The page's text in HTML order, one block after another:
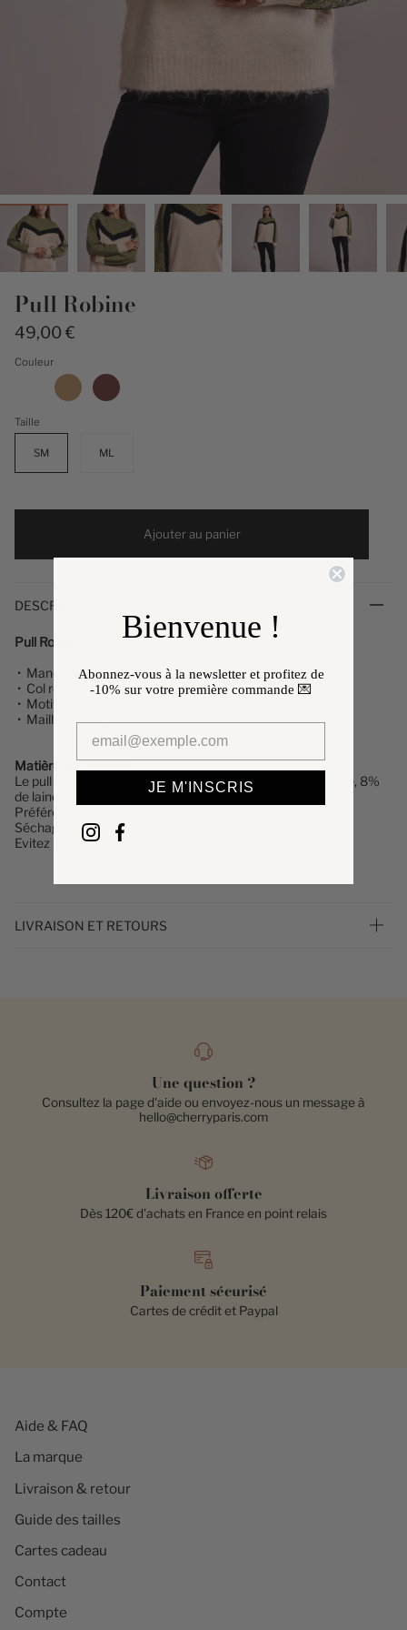
Pull Robine
49,00 €
Couleur
Taille
SM ML
Ajouter au panier
DESCRIPTION
Pull Robine
• Manches longues
• Col rond
• Motif en V contrastant
• Maille texturée
Matière & Entretien
Le pull
est composé à 70% de polyester, 21% de polyamide, 8%
de laine et 1% d'elasthane.
Préférez un lavage en machine à 30°, programme délicat.
Séchage et repassage à faible température.
Evitez le sèche linge !
LIVRAISON ET RETOURS
Une question ?
Consultez la page d'aide ou envoyez-nous un message à
hello@cherryparis.com
Livraison offerte
Dès 120€ d'achats en France en point relais
Paiement sécurisé
Cartes de crédit et Paypal
Aide & FAQ
La marque
Livraison & retour
Guide des tailles
Cartes cadeau
Contact
Compte
Bienvenue !
Abonnez-vous à la newsletter et profitez de
-10% sur votre première commande 💌
JE M'INSCRIS